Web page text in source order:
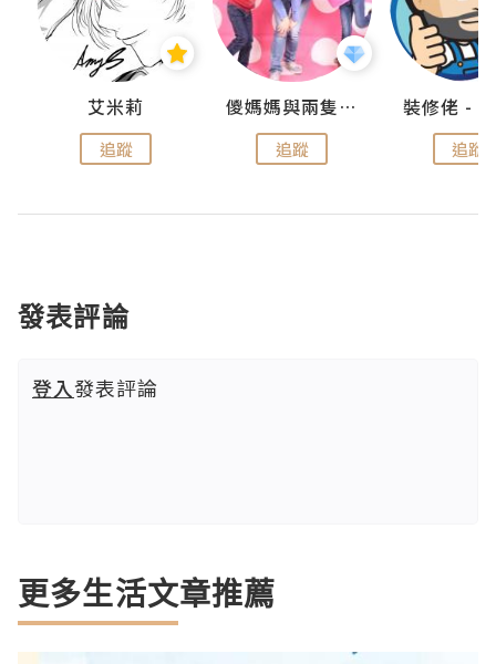
艾米莉
追蹤
儍媽媽與兩隻小魔怪之家
追蹤 追蹤
發表評論
登入發表評論
更多生活文章推薦